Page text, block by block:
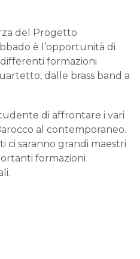
del Progetto
è l’opportunità di
formazioni
dalle brass band a
di affrontare i vari
al contemporaneo.
ci saranno grandi maestri
formazioni